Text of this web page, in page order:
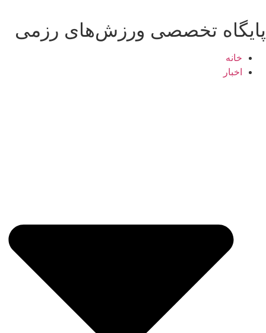
محتوا
پایگاه تخصصی ورزش‌های رزمی
خانه
اخبار